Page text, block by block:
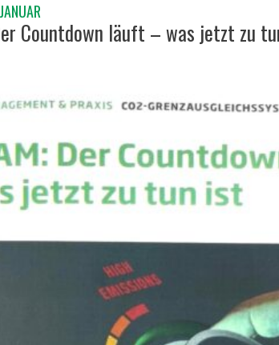
Countdown läuft – was jetzt zu